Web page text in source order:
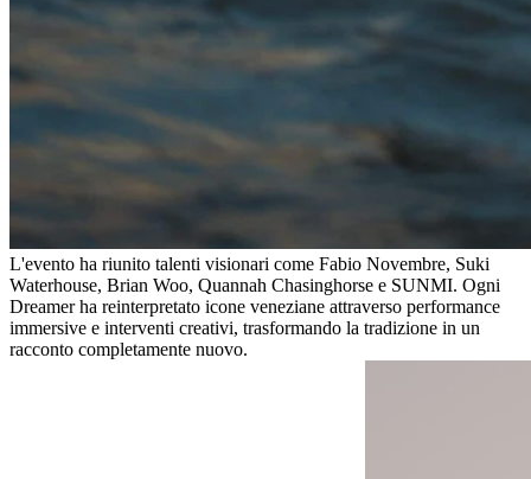
L'evento ha riunito talenti visionari come Fabio Novembre, Suki
Waterhouse, Brian Woo, Quannah Chasinghorse e SUNMI. Ogni
Dreamer ha reinterpretato icone veneziane attraverso performance
immersive e interventi creativi, trasformando la tradizione in un
racconto completamente nuovo.